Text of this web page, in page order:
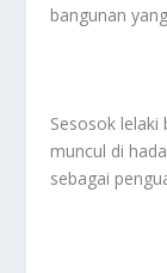
bangunan
Sesosok
muncul di
sebagai